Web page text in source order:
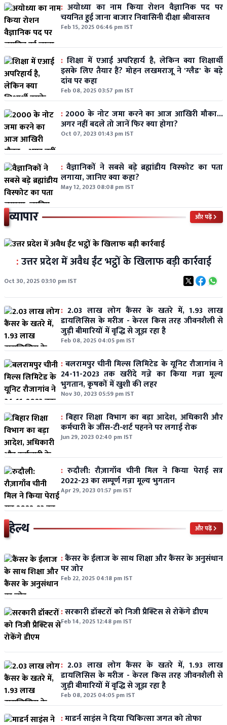
: अयोध्या का नाम किया रोशन वैज्ञानिक पद पर
चयनित हुई जाना बाजार निवासिनी दीक्षा श्रीवास्तव
Feb 15, 2025 06:46 pm IST
: शिक्षा में एआई अपरिहार्य है, लेकिन क्या शिक्षार्थी
इसके लिए तैयार हैं? मोहन लखमराजू ने 'ग्लैड' के बड़े
दांव पर कहा
Feb 08, 2025 03:57 pm IST
:2000 के नोट जमा करने का आज आखिरी मौका...
अगर नहीं बदले तो जानें फिर क्या होगा?
Oct 07, 2023 01:43 pm IST
: वैज्ञानिकों ने सबसे बड़े ब्रह्मांडीय विस्फोट का पता
लगाया, जानिए क्या कहा?
May 12, 2023 08:08 pm IST
व्यापार और पढ़ें
:उत्तर प्रदेश में अवैध ईंट भट्ठों के खिलाफ बड़ी कार्रवाई
Oct 30, 2025 03:10 pm IST
: 2.03 लाख लोग कैंसर के खतरे में, 1.93 लाख
डायलिसिस के मरीज - केरल किस तरह जीवनशैली से
जुड़ी बीमारियों में वृद्धि से जूझ रहा है
Feb 08, 2025 04:05 pm IST
:बलरामपुर चीनी मिल्स लिमिटेड के यूनिट रौजागांव ने
24-11-2023 तक खरीदे गन्ने का किया गन्ना मूल्य
भुगतान, कृषकों में खुशी की लहर
Nov 30, 2023 05:59 pm IST
: बिहार शिक्षा विभाग का बड़ा आदेश, अधिकारी और
कर्मचारी के जींस-टी-शर्ट पहनने पर लगाई रोक
Jun 29, 2023 02:40 pm IST
: रुदौली: रौज़ागाँव चीनी मिल ने किया पेराई सत्र
2022-23 का सम्पूर्ण गन्ना मूल्य भुगतान
Apr 29, 2023 01:57 pm IST
हेल्थ और पढ़ें
:कैंसर के ईलाज के साथ शिक्षा और कैंसर के अनुसंधान
पर जोर
Feb 22, 2025 04:18 pm IST
:सरकारी डॉक्टरों को निजी प्रैक्टिस से रोकेंगे डीएम
Feb 14, 2025 12:48 pm IST
: 2.03 लाख लोग कैंसर के खतरे में, 1.93 लाख
डायलिसिस के मरीज - केरल किस तरह जीवनशैली से
जुड़ी बीमारियों में वृद्धि से जूझ रहा है
Feb 08, 2025 04:05 pm IST
:माडर्न साइंस ने दिया चिकित्सा जगत को तोफा